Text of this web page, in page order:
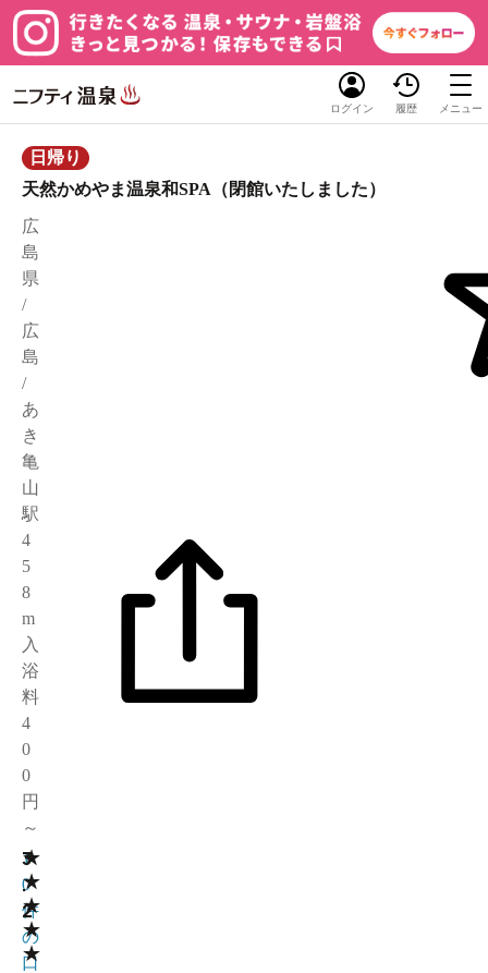
ログイン 履歴 メニュー
日帰り
天然かめやま温泉和SPA（閉館いたしました）
広
島
県
/
広
島
/
あ
き
亀
山
駅
4
5
8
m
入
浴
料
4
0
0
円
～
★
★
★
★
★
3
.
2
1
0
件
の
口